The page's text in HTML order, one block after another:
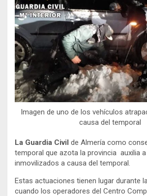
Imagen de uno de los vehículos
causa del temporal
La Guardia Civil de Almería como
temporal que azota la provincia auxilia
inmovilizados a causa del temporal.
Estas actuaciones tienen lugar durante
cuando los operadores del Centro